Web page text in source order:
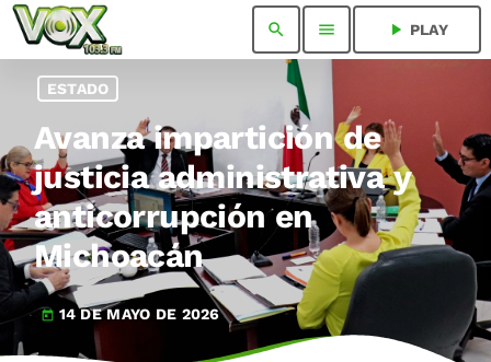
search menu play_arrow PLAY
ESTADO
Avanza impartición de
justicia administrativa y
anticorrupción en
Michoacán
today 14 DE MAYO DE 2026